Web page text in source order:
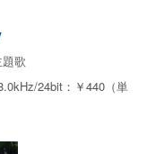
歌
24bit：￥440（単